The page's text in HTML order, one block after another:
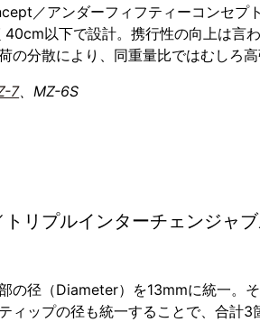
／アンダーフィフティーコンセプ
40cm以下で設計。携行性の向上は言
の分散により、同重量比ではむしろ高
7、MZ-6S
リプルインターチェンジャ
の径（Diameter）を13mmに統一。
ィップの径も統一することで、合計